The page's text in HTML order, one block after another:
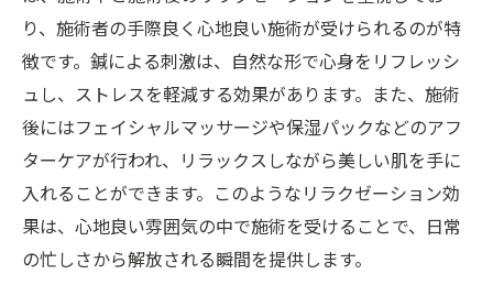
リフトアップを目指すなら香川県丸亀市の鍼灸
院で美容鍼を
美容鍼で理想のリフトアップを実現
丸亀市での鍼灸院選びのポイント
施術前後の変化を知るためのガイド
美容鍼がもたらすリフトアップの具体例
香川県丸亀市の鍼灸院でのサポート体制
美容鍼を通じて見える自分の変化
り、施術者の手際良く心地良い施術が受けられるのが特
徴です。鍼による刺激は、自然な形で心身をリフレッシ
ュし、ストレスを軽減する効果があります。また、施術
後にはフェイシャルマッサージや保湿パックなどのアフ
ターケアが行われ、リラックスしながら美しい肌を手に
入れることができます。このようなリラクゼーション効
果は、心地良い雰囲気の中で施術を受けることで、日常
の忙しさから解放される瞬間を提供します。